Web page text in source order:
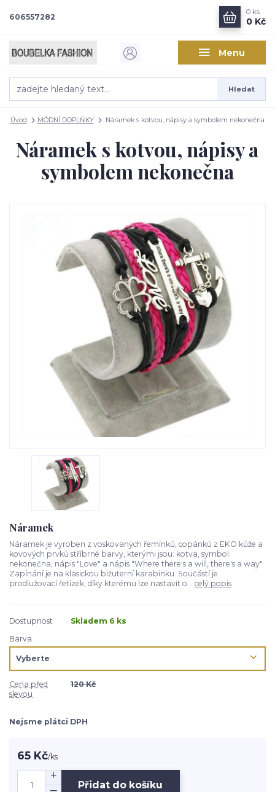
Menu
Hledat
606557282
0 ks
0 Kč
Úvod MÓDNÍ DOPLŇKY Náramek s kotvou, nápisy a symbolem nekonečna
Náramek s kotvou, nápisy a
symbolem nekonečna
Náramek
Náramek je vyroben z voskovaných řemínků, copánků z EKO kůže a
kovových prvků stříbrné barvy, kterými jsou: kotva, symbol
nekonečna, nápis "Love" a nápis "Where there's a will, there's a way".
Zapínání je na klasickou bižuterní karabinku. Součástí je
prodlužovací řetízek, díky kterému lze nastavit o... celý popis
Dostupnost
Skladem 6 ks
Barva
Cena před
slevou
120 Kč
Nejsme plátci DPH
65 Kč/ks
Přidat do košíku